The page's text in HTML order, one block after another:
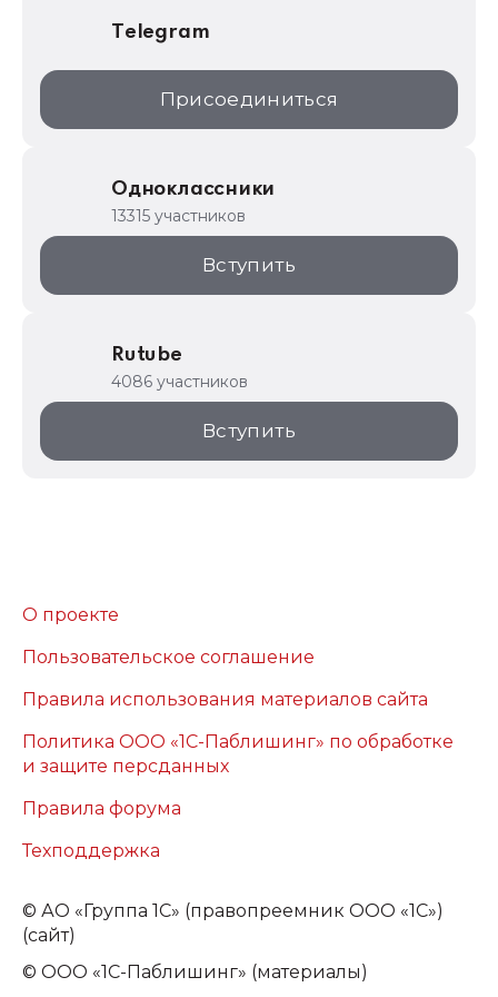
Telegram
Присоединиться
Одноклассники
13315 участников
Вступить
Rutube
4086 участников
Вступить
О проекте
Пользовательское соглашение
Правила использования материалов сайта
Политика ООО «1С-Паблишинг» по обработке
и защите персданных
Правила форума
Техподдержка
© АО «Группа 1С» (правопреемник ООО «1С»)
(сайт)
© ООО «1С-Паблишинг» (материалы)